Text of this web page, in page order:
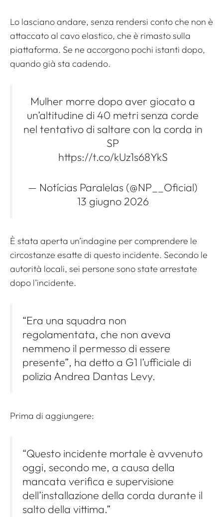
Lo lasciano andare, senza rendersi conto che non è
attaccato al cavo elastico, che è rimasto sulla
piattaforma. Se ne accorgono pochi istanti dopo,
quando già sta cadendo.
Mulher morre dopo aver giocato a
un’altitudine di 40 metri senza corde
nel tentativo di saltare con la corda in
SP
https://t.co/kUz1s68YkS
— Notícias Paralelas (@NP__Oficial)
13 giugno 2026
È stata aperta un’indagine per comprendere le
circostanze esatte di questo incidente. Secondo le
autorità locali, sei persone sono state arrestate
dopo l’incidente.
“Era una squadra non
regolamentata, che non aveva
nemmeno il permesso di essere
presente”, ha detto a G1 l’ufficiale di
polizia Andrea Dantas Levy.
Prima di aggiungere:
“Questo incidente mortale è avvenuto
oggi, secondo me, a causa della
mancata verifica e supervisione
dell’installazione della corda durante il
salto della vittima.”